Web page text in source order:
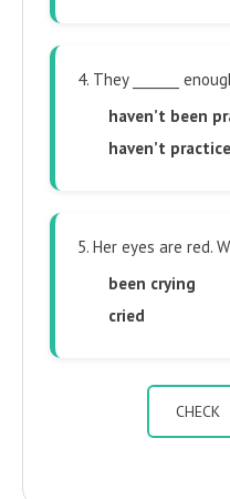
4. They _______
haven’t been
haven’t
5. Her eyes are red.
been crying
cried
CHECK